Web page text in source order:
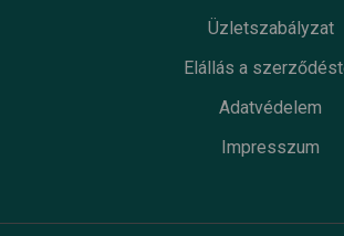
Üzletszabályzat
Elállás a
Adatvédelem
Impresszum